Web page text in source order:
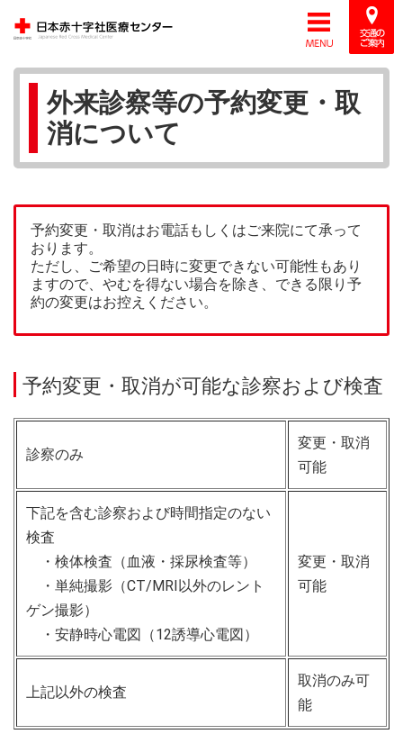
外来診察等の予約変更・取
消について
予約変更・取消はお電話もしくはご来院にて承って
おります。
ただし、ご希望の日時に変更できない可能性もあり
ますので、やむを得ない場合を除き、できる限り予
約の変更はお控えください。
予約変更・取消が可能な診察および検査
診察のみ
変更・取消
可能
下記を含む診察および時間指定のない
検査
・検体検査（血液・採尿検査等）
・単純撮影（CT/MRI以外のレント
ゲン撮影）
・安静時心電図（12誘導心電図）
変更・取消
可能
上記以外の検査
取消のみ可
能